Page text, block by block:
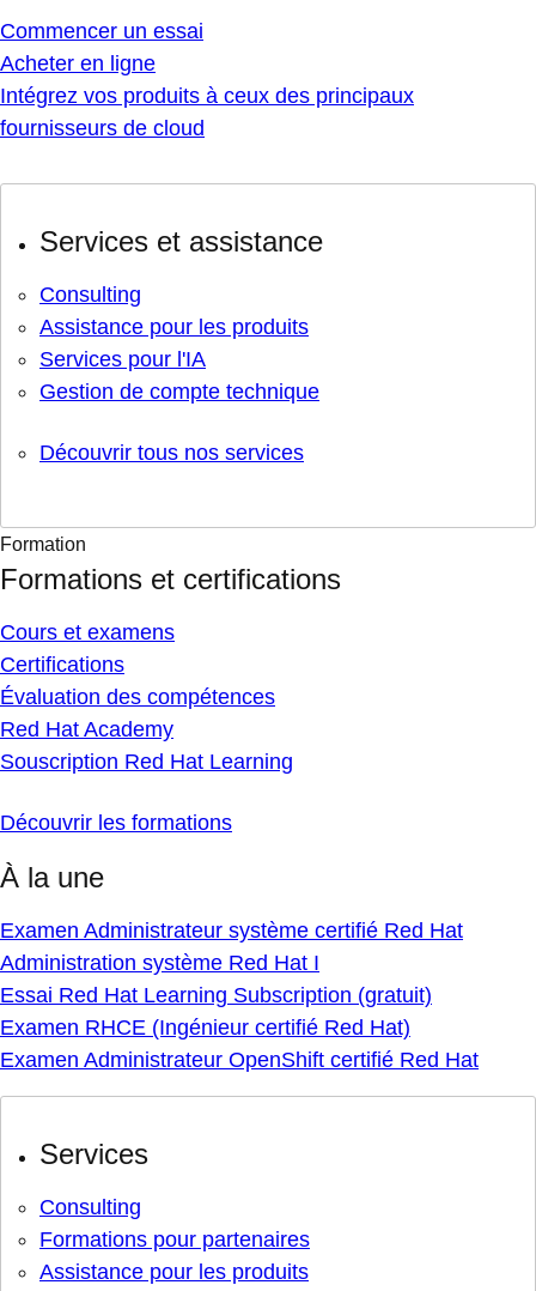
Commencer un essai
Acheter en ligne
Intégrez vos produits à ceux des principaux
fournisseurs de cloud
Services et assistance
Consulting
Assistance pour les produits
Services pour l'IA
Gestion de compte technique
Découvrir tous nos services
Formation
Formations et certifications
Cours et examens
Certifications
Évaluation des compétences
Red Hat Academy
Souscription Red Hat Learning
Découvrir les formations
À la une
Examen Administrateur système certifié Red Hat
Administration système Red Hat I
Essai Red Hat Learning Subscription (gratuit)
Examen RHCE (Ingénieur certifié Red Hat)
Examen Administrateur OpenShift certifié Red Hat
Services
Consulting
Formations pour partenaires
Assistance pour les produits